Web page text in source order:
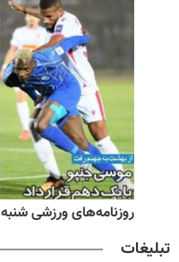
روزنامه‌های ورزشی شنبه ۱۷ مرداد ۱۴۰۵
تبلیغات